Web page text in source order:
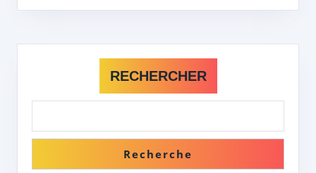
RECHERCHER
Recherche